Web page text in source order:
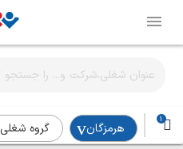
1
هرمزگان گروه شغلی